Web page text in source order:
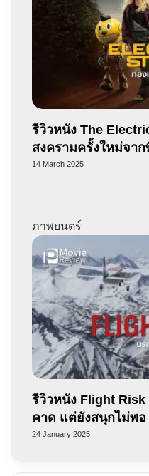
รีวิวหนัง The
สงครามครั้งใหม่จา
14 March 2025
ภาพยนตร์
รีวิวหนัง Flight
คาด แต่ยังสนุกไม่พอ
24 January 2025